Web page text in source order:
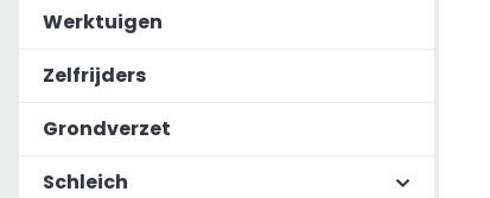
Werktuigen
Zelfrijders
Grondverzet
Schleich